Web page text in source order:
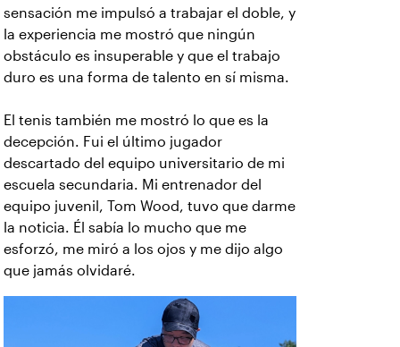
sensación me impulsó a trabajar el doble, y
la experiencia me mostró que ningún
obstáculo es insuperable y que el trabajo
duro es una forma de talento en sí misma.
El tenis también me mostró lo que es la
decepción. Fui el último jugador
descartado del equipo universitario de mi
escuela secundaria. Mi entrenador del
equipo juvenil, Tom Wood, tuvo que darme
la noticia. Él sabía lo mucho que me
esforzó, me miró a los ojos y me dijo algo
que jamás olvidaré.